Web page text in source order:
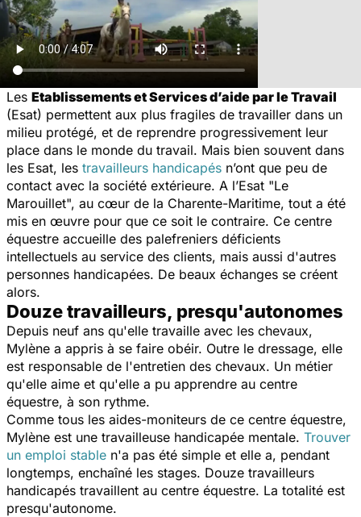
Les Etablissements et Services d’aide par le Travail
(Esat) permettent aux plus fragiles de travailler dans un
milieu protégé, et de reprendre progressivement leur
place dans le monde du travail. Mais bien souvent dans
les Esat, les travailleurs handicapés n’ont que peu de
contact avec la société extérieure. A l’Esat "Le
Marouillet", au cœur de la Charente-Maritime, tout a été
mis en œuvre pour que ce soit le contraire. Ce centre
équestre accueille des palefreniers déficients
intellectuels au service des clients, mais aussi d'autres
personnes handicapées. De beaux échanges se créent
alors.
Douze travailleurs, presqu'autonomes
Depuis neuf ans qu'elle travaille avec les chevaux,
Mylène a appris à se faire obéir. Outre le dressage, elle
est responsable de l'entretien des chevaux. Un métier
qu'elle aime et qu'elle a pu apprendre au centre
équestre, à son rythme.
Comme tous les aides-moniteurs de ce centre équestre,
Mylène est une travailleuse handicapée mentale. Trouver
un emploi stable n'a pas été simple et elle a, pendant
longtemps, enchaîné les stages. Douze travailleurs
handicapés travaillent au centre équestre. La totalité est
presqu'autonome.